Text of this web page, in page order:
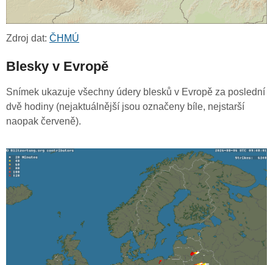
Zdroj dat: ČHMÚ
Blesky v Evropě
Snímek ukazuje všechny údery blesků v Evropě za poslední
dvě hodiny (nejaktuálnější jsou označeny bíle, nejstarší
naopak červeně).